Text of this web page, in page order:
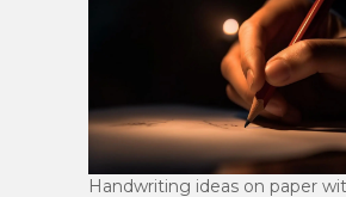
Handwriting ideas on paper